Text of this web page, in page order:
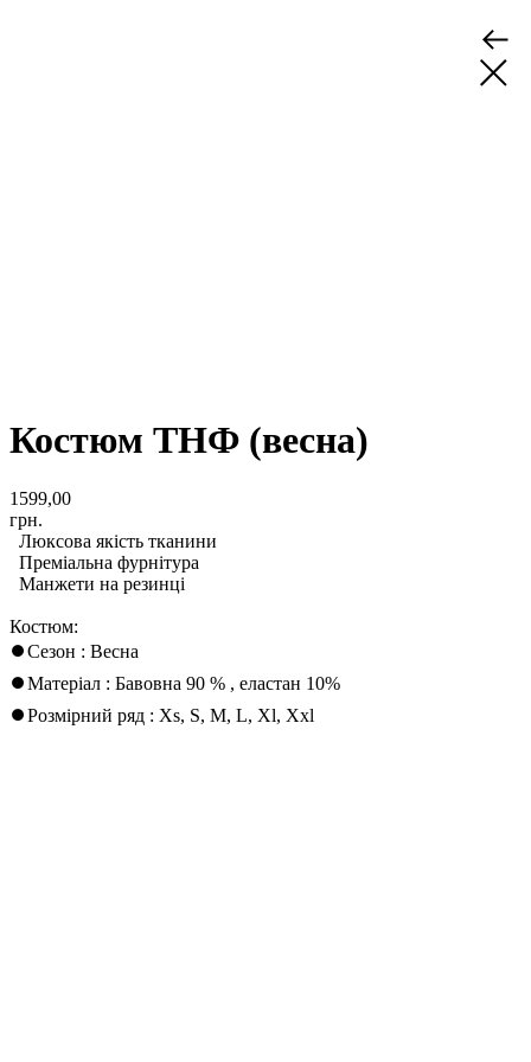
Костюм ТНФ (весна)
1599,00
грн.
Люксова якість тканини
Преміальна фурнітура
Манжети на резинці
Костюм:
⏺Сезон : Весна
⏺Матеріал : Бавовна 90 % , еластан 10%
⏺Розмірний ряд : Xs, S, M, L, Xl, Xxl